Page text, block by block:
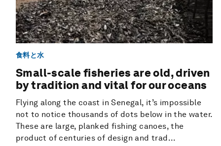
食料と水
Small-scale fisheries are old, driven
by tradition and vital for our oceans
Flying along the coast in Senegal, it’s impossible
not to notice thousands of dots below in the water.
These are large, planked fishing canoes, the
product of centuries of design and trad...